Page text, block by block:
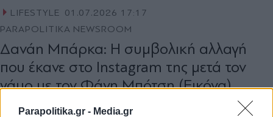
Parapolitika.gr - Media.gr
LIFESTYLE
01.07.2026 17:17
PARAPOLITIKA NEWSROOM
Δανάη Μπάρκα: Η συμβολική αλλαγή
που έκανε στο Instagram της μετά τον
γάμο με τον Φάνη Μπότση (Εικόνα)